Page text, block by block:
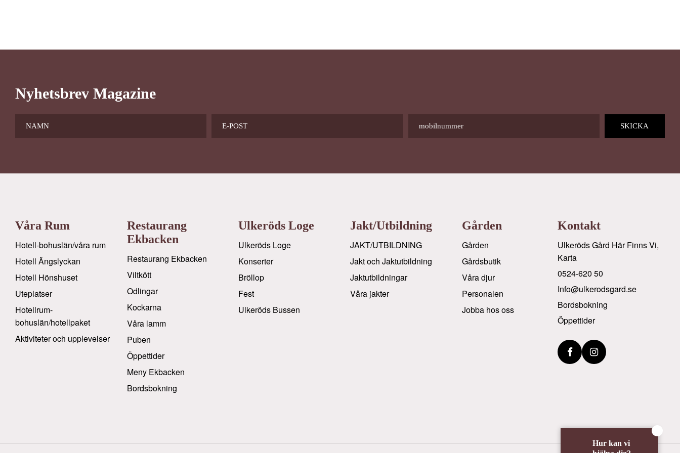
Våra Rum
Hotell-bohuslän/våra rum
Hotell Ängslyckan
Hotell Hönshuset
Uteplatser
Hotellrum-
bohuslän/hotellpaket
Aktiviteter och upplevelser
Restaurang
Ekbacken
Restaurang Ekbacken
Viltkött
Odlingar
Kockarna
Våra lamm
Puben
Öppettider
Meny Ekbacken
Bordsbokning
Ulkeröds Loge
Ulkeröds Loge
Konserter
Bröllop
Fest
Ulkeröds Bussen
Jakt/utbildning
JAKT/UTBILDNING
Jakt och Jaktutbildning
Jaktutbildningar
Våra jakter
Gården
Gården
Gårdsbutik
Våra djur
Personalen
Jobba hos oss
Kontakt
Ulkeröds Gård Här Finns Vi,
Karta
0524-620 50
info@ulkerodsgard.se
Bordsbokning
Öppettider
Nyhetsbrev Magazine
Hur kan vi